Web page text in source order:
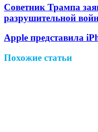
через
электронную
почту
Советник Трампа
разрушительной
Apple представила
Похожие статьи